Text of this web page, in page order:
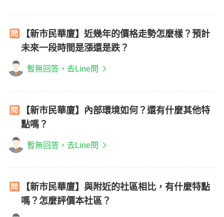
【新市民華廈】近幾年的價格走勢怎麼樣？預計
未來一段時間是漲還是跌？
暫無回答，去Line問
【新市民華廈】內部環境如何？還有什麼其他特
點嗎？
暫無回答，去Line問
【新市民華廈】與附近的社區相比，有什麼特點
嗎？怎麼評價本社區？